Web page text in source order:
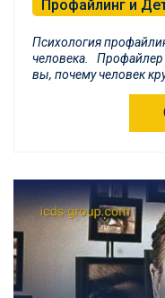
Профайлинг и
Психология
человека. Профайлер
вы, почему человек